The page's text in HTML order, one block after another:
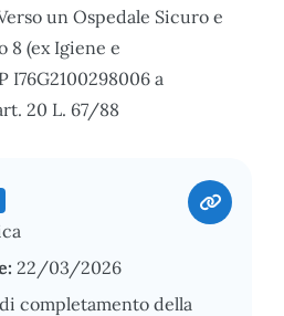
un Ospedale Sicuro e
8 (ex Igiene e
I76G2100298006 a
20 L. 67/88
22/03/2026
completamento della